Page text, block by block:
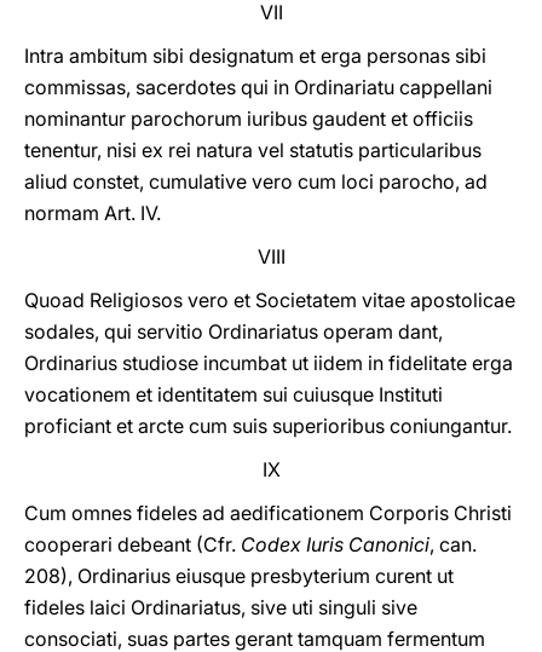
VII
Intra ambitum sibi designatum et erga personas sibi
commissas, sacerdotes qui in Ordinariatu cappellani
nominantur parochorum iuribus gaudent et officiis
tenentur, nisi ex rei natura vel statutis particularibus
aliud constet, cumulative vero cum loci parocho, ad
normam Art. IV.
VIII
Quoad Religiosos vero et Societatem vitae apostolicae
sodales, qui servitio Ordinariatus operam dant,
Ordinarius studiose incumbat ut iidem in fidelitate erga
vocationem et identitatem sui cuiusque Instituti
proficiant et arcte cum suis superioribus coniungantur.
IX
Cum omnes fideles ad aedificationem Corporis Christi
cooperari debeant (Cfr. Codex Iuris Canonici, can.
208), Ordinarius eiusque presbyterium curent ut
fideles laici Ordinariatus, sive uti singuli sive
consociati, suas partes gerant tamquam fermentum